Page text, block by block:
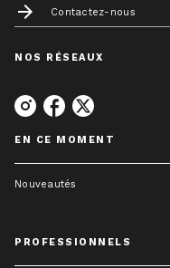
arrow_forward Contactez-nous
NOS RÉSEAUX
EN CE MOMENT
Nouveautés
PROFESSIONNELS